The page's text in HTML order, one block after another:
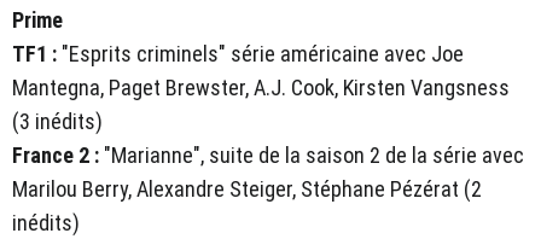
Prime
TF1 : "Esprits criminels" série américaine avec Joe
Mantegna, Paget Brewster, A.J. Cook, Kirsten Vangsness
(3 inédits)
France 2 : "Marianne", suite de la saison 2 de la série avec
Marilou Berry, Alexandre Steiger, Stéphane Pézérat (2
inédits)